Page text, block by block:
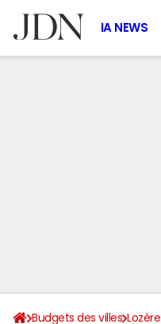
IA NEWS
Budgets des villes Lozère